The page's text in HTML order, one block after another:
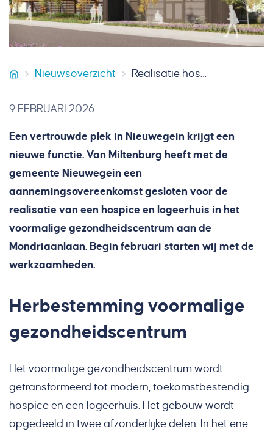
Van Miltenburg Bouw & Onderhoud
Nieuwsoverzicht Realisatie hospice en logeerhuis Nieuwegein van start
9 FEBRUARI 2026
Een vertrouwde plek in Nieuwegein krijgt een
nieuwe functie. Van Miltenburg heeft met de
gemeente Nieuwegein een
aannemingsovereenkomst gesloten voor de
realisatie van een hospice en logeerhuis in het
voormalige gezondheidscentrum aan de
Mondriaanlaan. Begin februari starten wij met de
werkzaamheden.
Herbestemming voormalige
gezondheidscentrum
Het voormalige gezondheidscentrum wordt
getransformeerd tot modern, toekomstbestendig
hospice en een logeerhuis. Het gebouw wordt
opgedeeld in twee afzonderlijke delen. In het ene